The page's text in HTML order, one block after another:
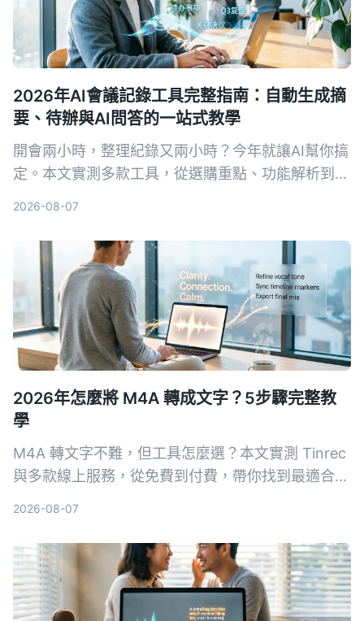
2026年AI會議記錄工具完整指南：自動生成摘
要、待辦與AI問答的一站式教學
開會兩小時，整理紀錄又兩小時？今年就讓AI幫你搞
定。本文實測多款工具，從選購重點、功能解析到避
2026-08-07
2026年怎麼將 M4A 轉成文字？5步驟完整教
學
M4A 轉文字不難，但工具怎麼選？本文實測 Tinrec
與多款線上服務，從免費到付費，帶你找到最適合自
2026-08-07